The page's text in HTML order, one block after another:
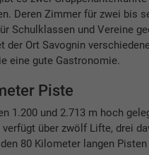
Deren Zimmer für zwei bis
Schulklassen und Vereine
der Ort Savognin
eine gute Gastronomie.
Piste
1.200 und 2.713 m hoch
verfügt über zwölf Lifte, drei
80 Kilometer langen